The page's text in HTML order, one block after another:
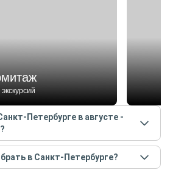
Петербурге в августе -
местав Санкт-Петербургев
2026года:
в Санкт-Петербурге?